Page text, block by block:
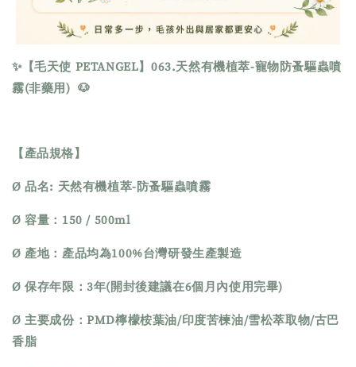
✨【毛天使 PETANGEL】063.天然有機植萃-寵物防蚤驅蟲噴
霧(非藥用) 🐶
【產品規格】
Ø 品名: 天然有機植萃-防蚤驅蟲噴霧
Ø 容量：150 / 500ml
Ø 產地：產品均為100%台灣研發生產製造
Ø 保存年限：3年(開封後建議在6個月內使用完畢)
Ø 主要成份：PMD檸檬桉葉油/印度苦楝油/雪松萃取物/古巴
香脂